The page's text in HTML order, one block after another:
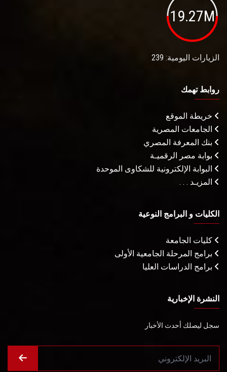
19.27M
الزيارات اليومية: 239
روابط تهمك
خريطة الموقع
الجامعات المصرية
بنك المعرفة المصري
بوابة مصر الرقميـة
البوابة الإلكترونية للشكاوى الموحدة
المزيـد . . .
الكليات و البرامج النوعية
كليات الجامعة
برامج المرحلة الجامعية الأولى
برامج الدراسات العليا
النشرة الإخبارية
سجل ليصلك أحدث الأخبار